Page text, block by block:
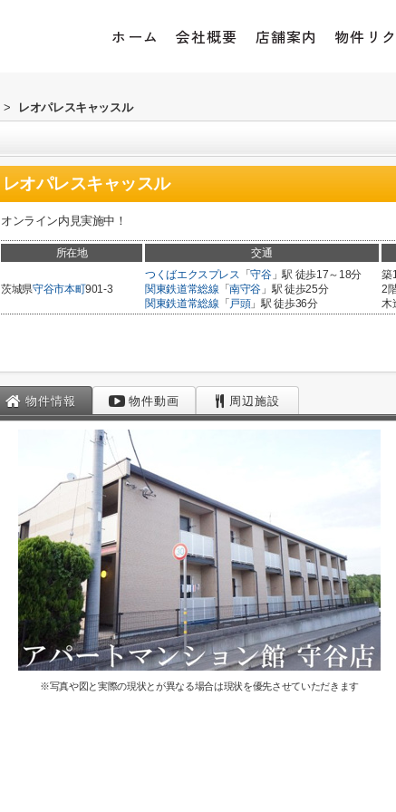
ホーム 会社概要 店舗案内 物件リ
> レオパレスキャッスル
レオパレスキャッスル
オンライン内見実施中！
所在地 交通
茨城県守谷市本町901-3
つくばエクスプレス 「守谷」駅 徒歩17～18分
関東鉄道常総線 「南守谷 」駅 徒歩25分
関東鉄道常総線 「 戸頭」駅 徒歩36分
築
2
木
物件情報 物件動画 周辺施設
※写真や図と実際の現状とが異なる場合は現状を優先させていただきます